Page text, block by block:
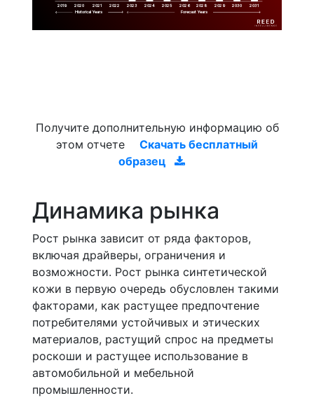
2019 2020 2021 2022 2023 2024 2025 2026 2028 2029 2030 2031
Historical Years Forecast Years
Получите дополнительную информацию об
этом отчете
Скачать бесплатный
образец
Динамика рынка
Рост рынка зависит от ряда факторов,
включая драйверы, ограничения и
возможности. Рост рынка синтетической
кожи в первую очередь обусловлен такими
факторами, как растущее предпочтение
потребителями устойчивых и этических
материалов, растущий спрос на предметы
роскоши и растущее использование в
автомобильной и мебельной
промышленности.